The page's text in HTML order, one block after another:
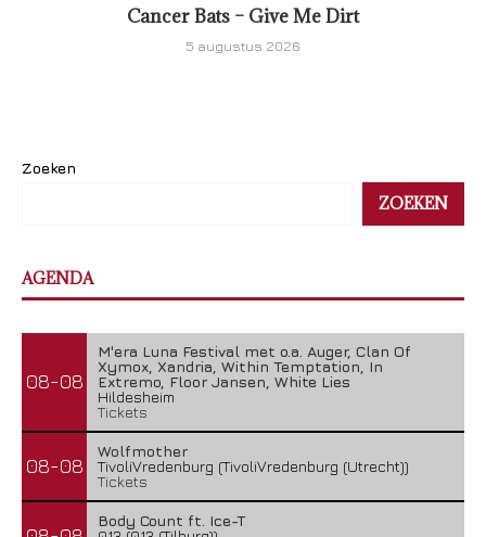
Cancer Bats – Give Me Dirt
5 augustus 2026
Zoeken
ZOEKEN
AGENDA
08-08
M'era Luna Festival met o.a. Auger, Clan Of
Xymox, Xandria, Within Temptation, In
Extremo, Floor Jansen, White Lies
Hildesheim
Tickets
08-08
Wolfmother
TivoliVredenburg (TivoliVredenburg (Utrecht))
Tickets
Body Count ft. Ice-T